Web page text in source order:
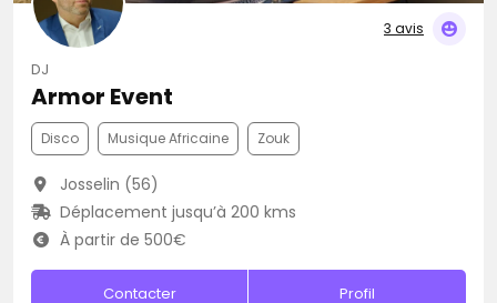
3 avis
DJ
Armor Event
Disco Musique Africaine Zouk
Josselin (56)
Déplacement jusqu’à 200 kms
À partir de 500€
Contacter Profil